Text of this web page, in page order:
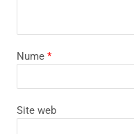
Nume *
Site web